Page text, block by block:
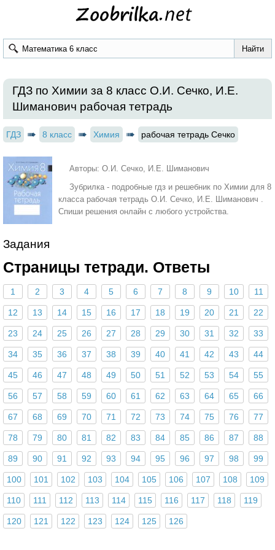
ГДЗ по Химии за 8 класс О.И. Сечко, И.Е.
Шиманович рабочая тетрадь
ГДЗ 8 класс Химия рабочая тетрадь Сечко
Авторы: О.И. Сечко, И.Е. Шиманович
Зубрилка - подробные гдз и решебник по Химии для 8
класса рабочая тетрадь О.И. Сечко, И.Е. Шиманович .
Спиши решения онлайн с любого устройства.
Задания
Страницы тетради. Ответы
1 2 3 4 5 6 7 8 9 10 11
12 13 14 15 16 17 18 19 20 21 22
23 24 25 26 27 28 29 30 31 32 33
34 35 36 37 38 39 40 41 42 43 44
45 46 47 48 49 50 51 52 53 54 55
56 57 58 59 60 61 62 63 64 65 66
67 68 69 70 71 72 73 74 75 76 77
78 79 80 81 82 83 84 85 86 87 88
89 90 91 92 93 94 95 96 97 98 99
100 101 102 103 104 105 106 107 108 109
110 111 112 113 114 115 116 117 118 119
120 121 122 123 124 125 126